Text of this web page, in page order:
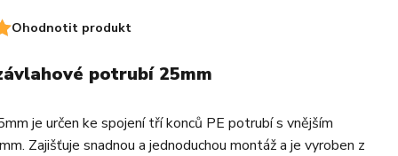
Ohodnotit produkt
potrubí 25mm
je určen ke spojení tří konců PE potrubí s vnějším
Zajišťuje snadnou a jednoduchou montáž a je vyroben z